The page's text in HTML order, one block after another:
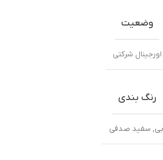
وضعیت
اورجینال شرکتی
رنگ بندی
, سفید صدفی